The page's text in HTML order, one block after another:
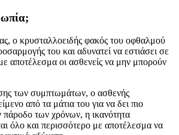
ο κρυσταλλοειδής φακός του οφθαλμού
του και αδυνατεί να εστιάσει σε
αποτέλεσμα οι ασθενείς να μην μπορούν
των συμπτωμάτων, ο ασθενής
από τα μάτια του για να δει πιο
των χρόνων, η ικανότητα
όλο και περισσότερο με αποτέλεσμα να